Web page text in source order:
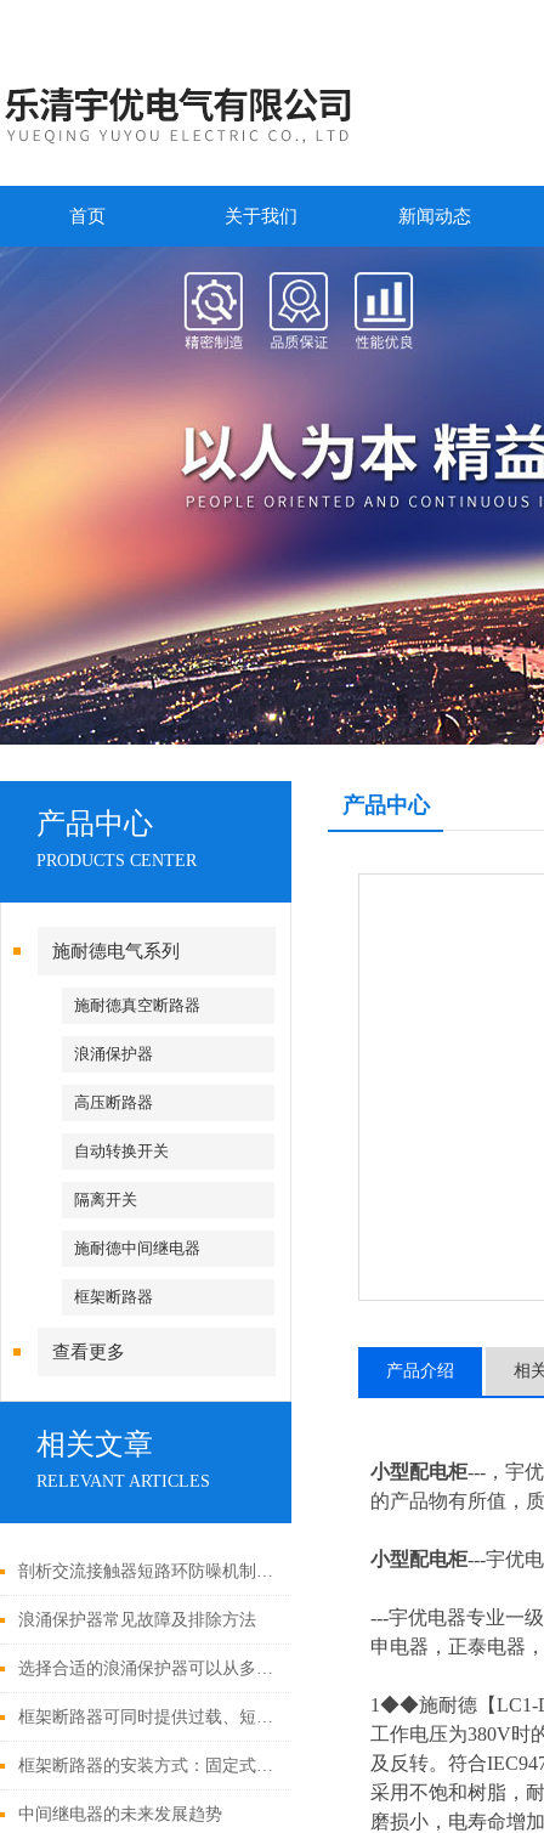
首页 关于我们 新闻动态
产品中心
PRODUCTS CENTER
施耐德电气系列
施耐德真空断路器
浪涌保护器
高压断路器
自动转换开关
隔离开关
施耐德中间继电器
框架断路器
查看更多
相关文章
RELEVANT ARTICLES
剖析交流接触器短路环防噪机制与电气安全操作红线
浪涌保护器常见故障及排除方法
选择合适的浪涌保护器可以从多个角度探讨
框架断路器可同时提供过载、短路、漏电保护功能
框架断路器的安装方式：固定式，插入式，抽出式
中间继电器的未来发展趋势
产品中心
产品介绍 相
小型配电柜---，宇
的产品物有所值，
小型配电柜---宇优
---宇优电器专业一
申电器，正泰电器
1◆◆施耐德【LC1-
工作电压为380V时
及反转。符合
采用不饱和树脂，
磨损小，电寿命增